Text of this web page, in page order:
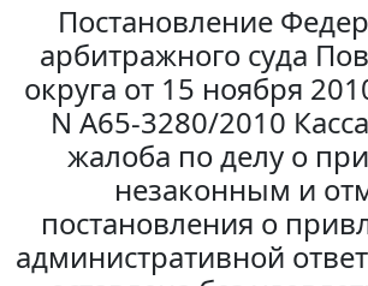
Постановление
арбитражного суда
округа от 15 ноября
N А65-3280/2010
жалоба по делу о
незаконным и
постановления о
административной